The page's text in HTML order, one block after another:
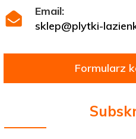
Email:
sklep@plytki-
Formularz